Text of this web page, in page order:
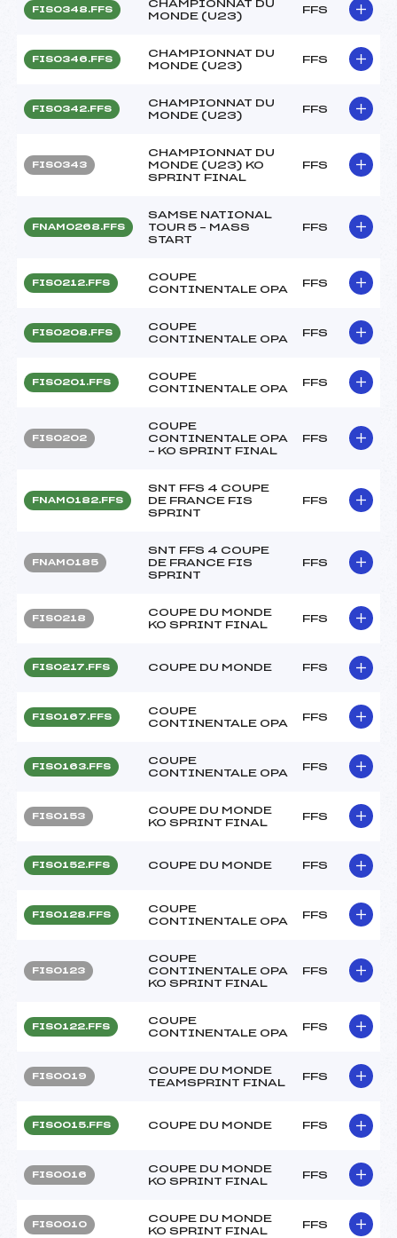
FIS0348.FFS
CHAMPIONNAT DU
MONDE (U23)
FFS
FIS0346.FFS
CHAMPIONNAT DU
MONDE (U23)
FFS
FIS0342.FFS
CHAMPIONNAT DU
MONDE (U23)
FFS
FIS0343
CHAMPIONNAT DU
MONDE (U23) KO
SPRINT FINAL
FFS
FNAM0268.FFS
SAMSE NATIONAL
TOUR 5 – MASS
START
FFS
FIS0212.FFS
COUPE
CONTINENTALE OPA
FFS
FIS0208.FFS
COUPE
CONTINENTALE OPA
FFS
FIS0201.FFS
COUPE
CONTINENTALE OPA
FFS
FIS0202
COUPE
CONTINENTALE OPA
– KO SPRINT FINAL
FFS
FNAM0182.FFS
SNT FFS 4 COUPE
DE FRANCE FIS
SPRINT
FFS
FNAM0185
SNT FFS 4 COUPE
DE FRANCE FIS
SPRINT
FFS
FIS0218
COUPE DU MONDE
KO SPRINT FINAL
FFS
FIS0217.FFS COUPE DU MONDE FFS
FIS0167.FFS
COUPE
CONTINENTALE OPA
FFS
FIS0163.FFS
COUPE
CONTINENTALE OPA
FFS
FIS0153
COUPE DU MONDE
KO SPRINT FINAL
FFS
FIS0152.FFS COUPE DU MONDE FFS
FIS0128.FFS
COUPE
CONTINENTALE OPA
FFS
FIS0123
COUPE
CONTINENTALE OPA
KO SPRINT FINAL
FFS
FIS0122.FFS
COUPE
CONTINENTALE OPA
FFS
FIS0019
COUPE DU MONDE
TEAMSPRINT FINAL
FFS
FIS0015.FFS COUPE DU MONDE FFS
FIS0016
COUPE DU MONDE
KO SPRINT FINAL
FFS
FIS0010
COUPE DU MONDE
KO SPRINT FINAL
FFS